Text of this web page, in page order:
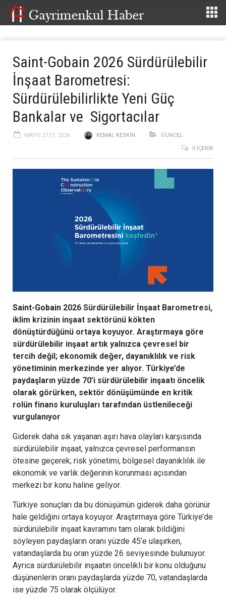
Saint-Gobain 2026 Sürdürülebilir
İnşaat Barometresi:
Sürdürülebilirlikte Yeni Güç
Bankalar ve Sigortacılar
MAYIS 21ST, 2026 KEMAL KESKIN
GÜNCEL
0 İÇERIK
Saint-Gobain 2026 Sürdürülebilir İnşaat Barometresi,
iklim krizinin inşaat sektörünü kökten
dönüştürdüğünü ortaya koyuyor. Araştırmaya göre
sürdürülebilir inşaat artık yalnızca çevresel bir
tercih değil; ekonomik değer, dayanıklılık ve risk
yönetiminin merkezinde yer alıyor. Türkiye’de
paydaşların yüzde 70’i sürdürülebilir inşaatı öncelik
olarak görürken, sektör dönüşümünde en kritik
rolün finans kuruluşları tarafından üstlenileceği
vurgulanıyor
Giderek daha sık yaşanan aşırı hava olayları karşısında
sürdürülebilir inşaat, yalnızca çevresel performansın
ötesine geçerek; risk yönetimi, bölgesel dayanıklılık ile
ekonomik ve varlık değerinin korunması açısından
merkezi bir konu haline geliyor.
Türkiye sonuçları da bu dönüşümün giderek daha görünür
hale geldiğini ortaya koyuyor. Araştırmaya göre Türkiye’de
sürdürülebilir inşaat kavramını tam olarak bildiğini
söyleyen paydaşların oranı yüzde 45’e ulaşırken,
vatandaşlarda bu oran yüzde 26 seviyesinde bulunuyor.
Ayrıca sürdürülebilir inşaatın öncelikli bir konu olduğunu
düşünenlerin oranı paydaşlarda yüzde 70, vatandaşlarda
ise yüzde 75 olarak ölçülüyor.